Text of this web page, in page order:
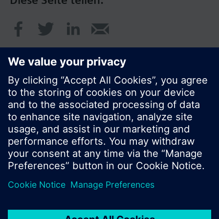
© Siemens Schweiz AG 2017
Produktangebot und Preise können pro Land
variieren.